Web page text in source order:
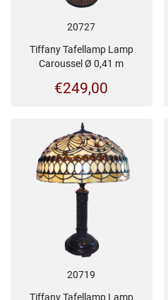
20727
Tiffany Tafellamp Lamp
Caroussel Ø 0,41 m
€249,00
20719
Tiffany Tafellamp Lamp